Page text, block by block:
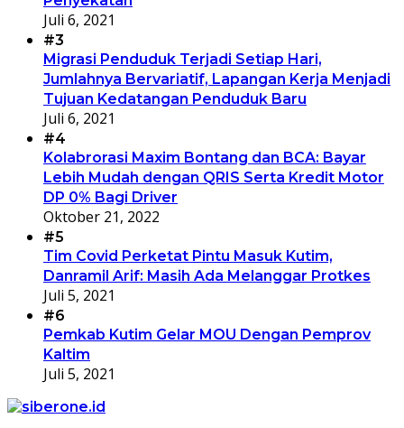
Juli 6, 2021
#3
Migrasi Penduduk Terjadi Setiap Hari,
Jumlahnya Bervariatif, Lapangan Kerja Menjadi
Tujuan Kedatangan Penduduk Baru
Juli 6, 2021
#4
Kolabrorasi Maxim Bontang dan BCA: Bayar
Lebih Mudah dengan QRIS Serta Kredit Motor
DP 0% Bagi Driver
Oktober 21, 2022
#5
Tim Covid Perketat Pintu Masuk Kutim,
Danramil Arif: Masih Ada Melanggar Protkes
Juli 5, 2021
#6
Pemkab Kutim Gelar MOU Dengan Pemprov
Kaltim
Juli 5, 2021